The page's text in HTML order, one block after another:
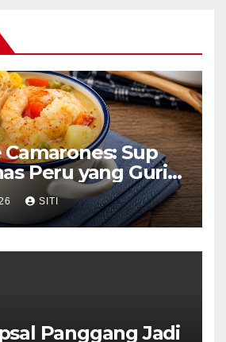
Sup
Peru yang Gurih
SITI
Panggang Jadi